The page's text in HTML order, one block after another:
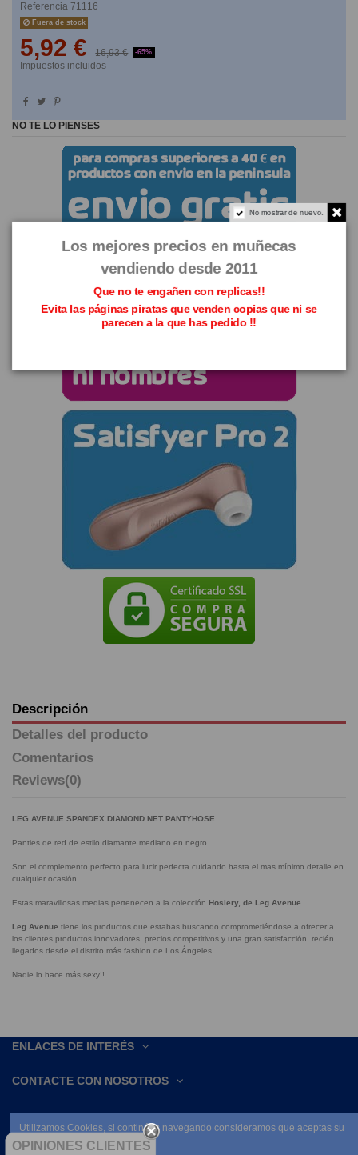
Referencia 71116
Fuera de stock
5,92 € 16,93 € -65%
Impuestos incluidos
NO TE LO PIENSES
Descripción
Detalles del producto
Comentarios
Reviews(0)
LEG AVENUE SPANDEX DIAMOND NET PANTYHOSE
Panties de red de estilo diamante mediano en negro.
Son el complemento perfecto para lucir perfecta cuidando hasta el mas mínimo detalle en
cualquier ocasión...
Estas maravillosas medias pertenecen a la colección Hosiery, de Leg Avenue.
Leg Avenue tiene los productos que estabas buscando comprometiéndose a ofrecer a
los clientes productos innovadores, precios competitivos y una gran satisfacción, recién
llegados desde el distrito más fashion de Los Ángeles.
Nadie lo hace más sexy!!
ENLACES DE INTERÉS
CONTACTE CON NOSOTROS
OPINIONES CLIENTES
No mostrar de nuevo.
Los mejores precios en muñecas
vendiendo desde 2011
Que no te engañen con replicas!!
Evita las páginas piratas que venden copias que ni se
parecen a la que has pedido !!
Utilizamos Cookies, si continúas navegando consideramos que aceptas su
uso.